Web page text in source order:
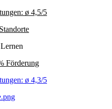
ø 4,5/5
Förderung
ø 4,3/5